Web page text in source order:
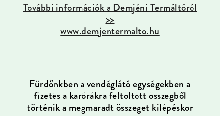
További információk a Demjéni Termáltóról
>>
www.demjentermalto.hu
Fürdőnkben a vendéglátó egységekben a
fizetés a karórákra feltöltött összegből
történik a megmaradt összeget kilépéskor